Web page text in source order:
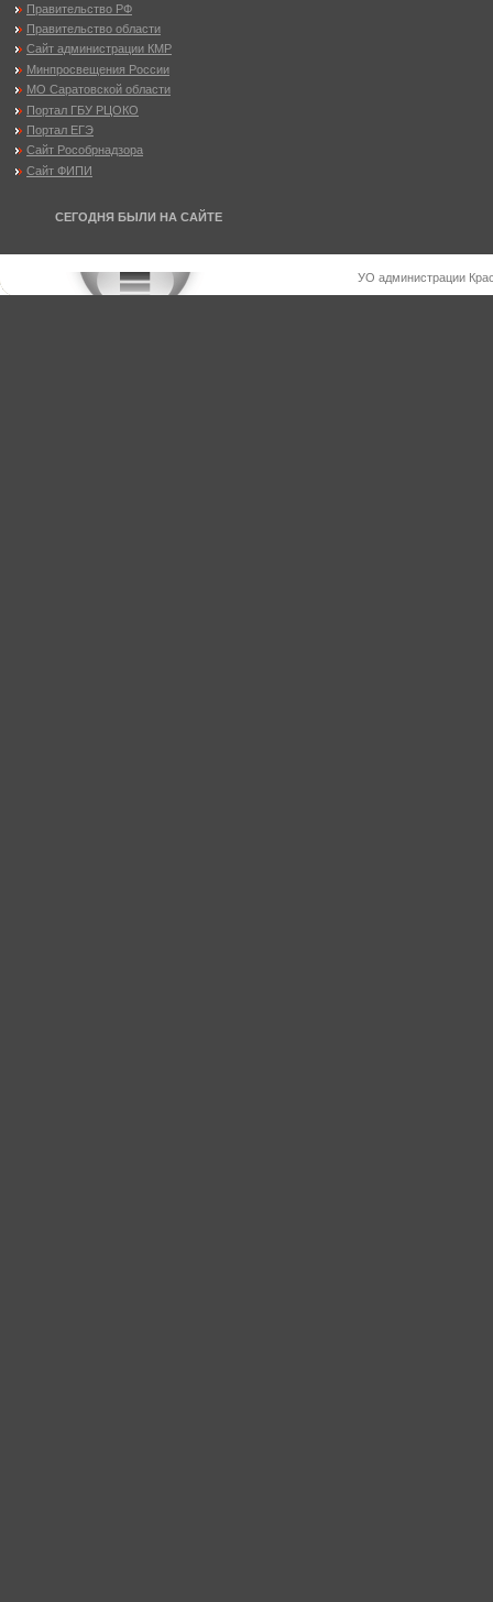
Правительство РФ
Правительство области
Сайт администрации КМР
Минпросвещения России
МО Саратовской области
Портал ГБУ РЦОКО
Портал ЕГЭ
Сайт Рособрнадзора
Сайт ФИПИ
СЕГОДНЯ БЫЛИ НА САЙТЕ
УО администрации